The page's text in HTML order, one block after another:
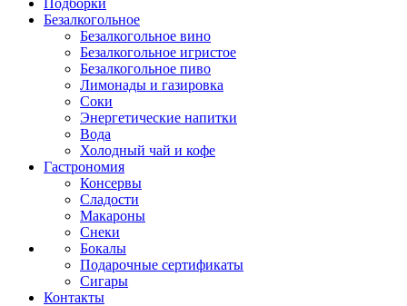
Безалкогольное
Безалкогольное вино
Безалкогольное игристое
Безалкогольное пиво
Лимонады и газировка
Соки
Энергетические напитки
Вода
Холодный чай и кофе
Гастрономия
Консервы
Сладости
Макароны
Снеки
Бокалы
Подарочные сертификаты
Сигары
Контакты